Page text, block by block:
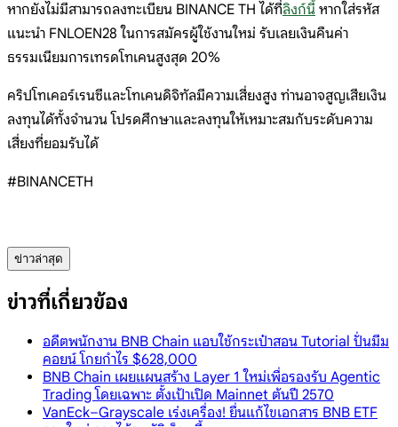
หากยังไม่มีสามารถลงทะเบียน BINANCE TH ได้ที่ลิงก์นี้ หากใส่รหัส
แนะนำ FNLOEN28 ในการสมัครผู้ใช้งานใหม่ รับเลยเงินคืนค่า
ธรรมเนียมการเทรดโทเคนสูงสุด 20%
คริปโทเคอร์เรนซีและโทเคนดิจิทัลมีความเสี่ยงสูง ท่านอาจสูญเสียเงิน
ลงทุนได้ทั้งจำนวน โปรดศึกษาและลงทุนให้เหมาะสมกับระดับความ
เสี่ยงที่ยอมรับได้
#BINANCETH
ข่าวล่าสุด
ข่าวที่เกี่ยวข้อง
อดีตพนักงาน BNB Chain แอบใช้กระเป๋าสอน Tutorial ปั่นมีม
คอยน์ โกยกำไร $628,000
BNB Chain เผยแผนสร้าง Layer 1 ใหม่เพื่อรองรับ Agentic
Trading โดยเฉพาะ ตั้งเป้าเปิด Mainnet ต้นปี 2570
VanEck–Grayscale เร่งเครื่อง! ยื่นแก้ไขเอกสาร BNB ETF